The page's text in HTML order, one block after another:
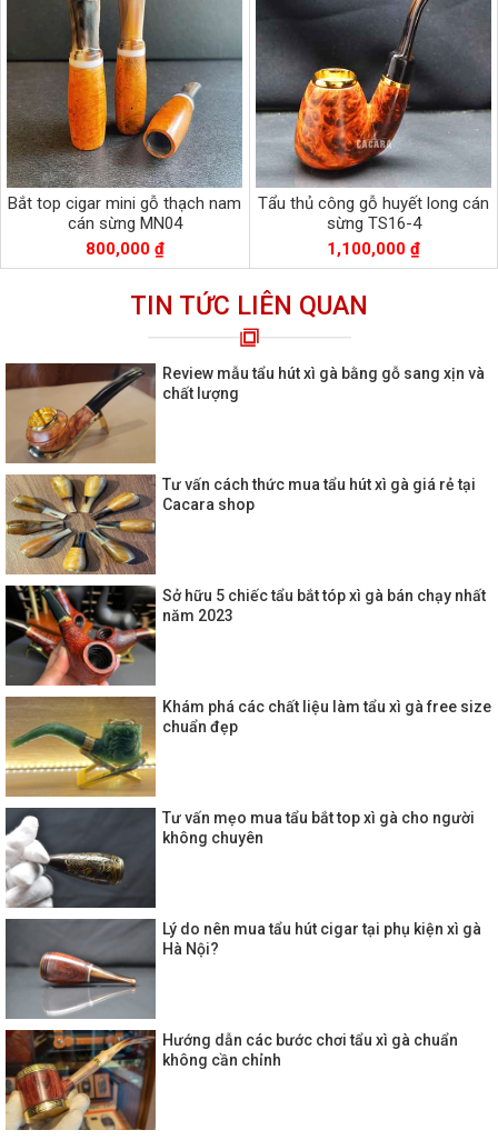
Bắt top cigar mini gỗ thạch nam
cán sừng MN04
800,000 ₫
Tẩu thủ công gỗ huyết long cán
sừng TS16-4
1,100,000 ₫
TIN TỨC LIÊN QUAN
Review mẫu tẩu hút xì gà bằng gỗ sang xịn và
chất lượng
Tư vấn cách thức mua tẩu hút xì gà giá rẻ tại
Cacara shop
Sở hữu 5 chiếc tẩu bắt tóp xì gà bán chạy nhất
năm 2023
Khám phá các chất liệu làm tẩu xì gà free size
chuẩn đẹp
Tư vấn mẹo mua tẩu bắt top xì gà cho người
không chuyên
Lý do nên mua tẩu hút cigar tại phụ kiện xì gà
Hà Nội?
Hướng dẫn các bước chơi tẩu xì gà chuẩn
không cần chỉnh